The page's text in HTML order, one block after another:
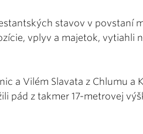
stavov v povstaní
vplyv a majetok, vytiahli
a Vilém Slavata z Chlumu a
pád z takmer 17-metrovej